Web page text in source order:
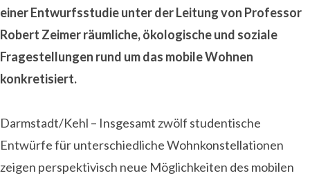
einer Entwurfsstudie unter der Leitung von Professor
Robert Zeimer räumliche, ökologische und soziale
Fragestellungen rund um das mobile Wohnen
konkretisiert.
Darmstadt/Kehl – Insgesamt zwölf studentische
Entwürfe für unterschiedliche Wohnkonstellationen
zeigen perspektivisch neue Möglichkeiten des mobilen